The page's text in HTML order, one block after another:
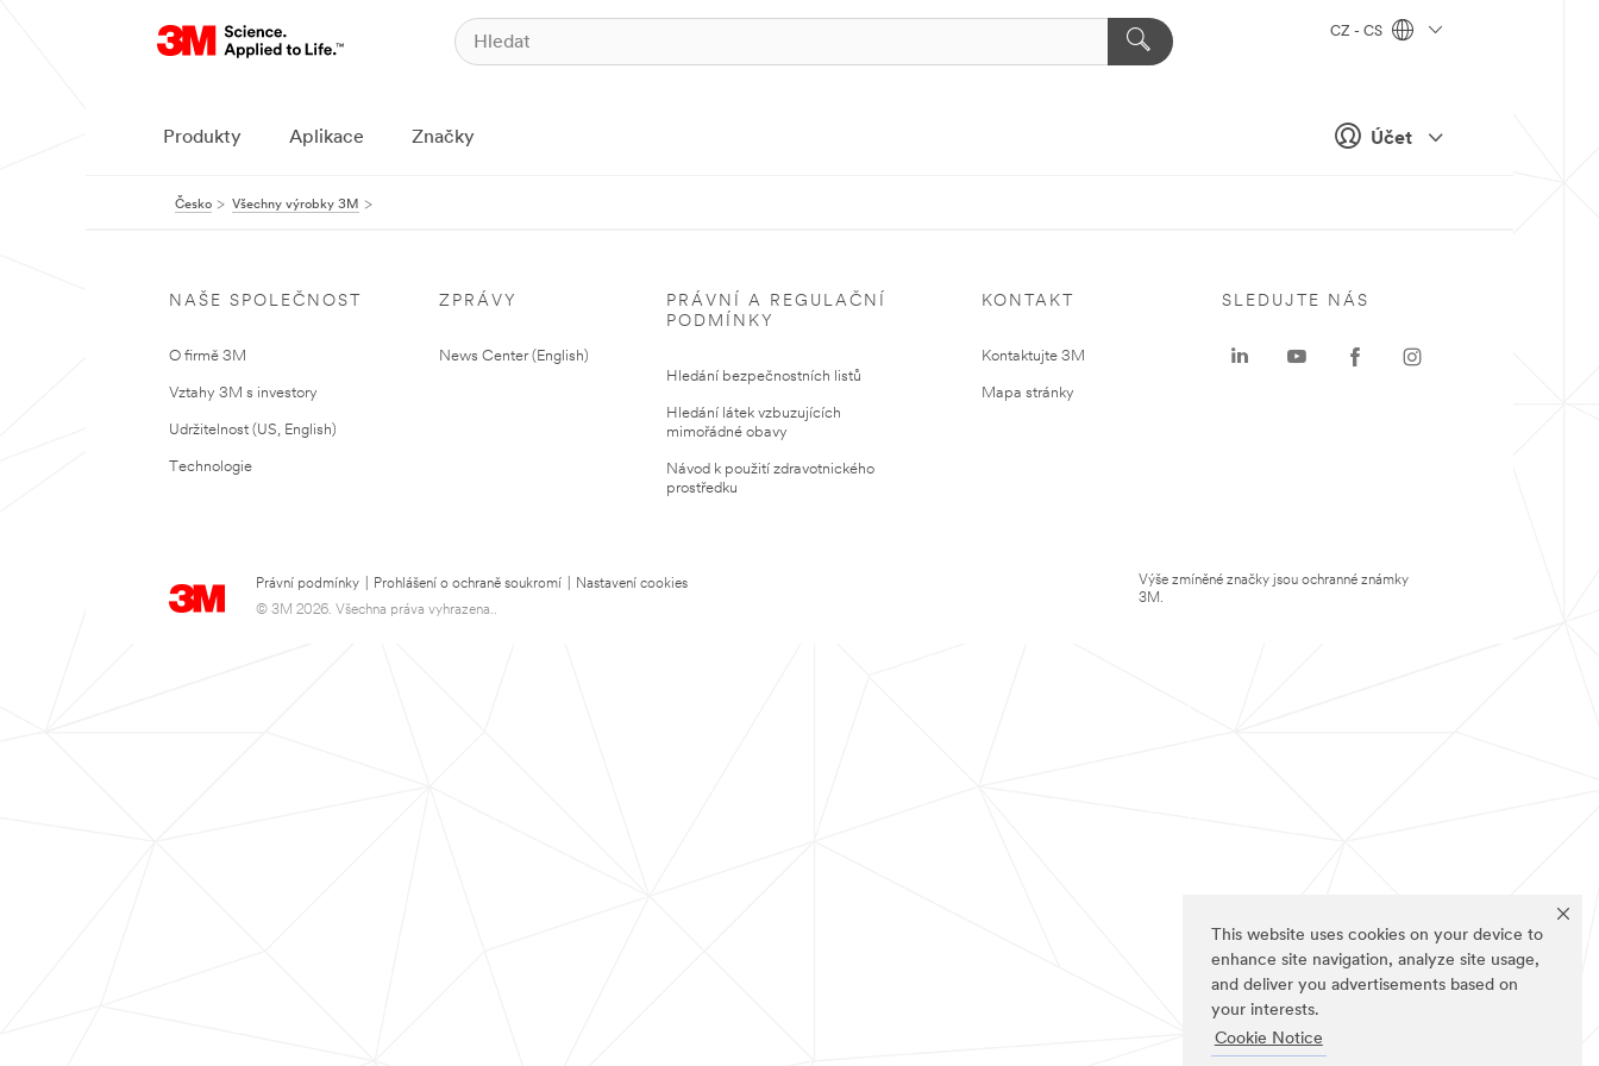
This website uses cookies on your device to
enhance site navigation, analyze site usage,
and deliver you advertisements based on
your interests.
Cookie Notice
Účet
CZ - CS
Produkty Aplikace Značky
Česko Všechny výrobky 3M
NAŠE SPOLEČNOST
O firmě 3M
Vztahy 3M s investory
Udržitelnost (US, English)
Technologie
ZPRÁVY
News Center (English)
PRÁVNÍ A REGULAČNÍ
PODMÍNKY
Hledání bezpečnostních listů
Hledání látek vzbuzujících
mimořádné obavy
Návod k použití zdravotnického
prostředku
KONTAKT
Kontaktujte 3M
Mapa stránky
Právní podmínky Prohlášení o ochraně soukromí
Nastavení cookies
© 3M 2026. Všechna práva vyhrazena..
SLEDUJTE NÁS
Výše zmíněné značky jsou ochranné známky
3M.